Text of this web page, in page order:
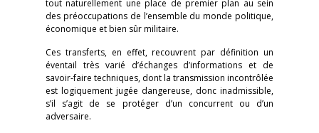
tout naturellement une place de premier plan au sein
des préoccupations de l’ensemble du monde politique,
économique et bien sûr militaire.
Ces transferts, en effet, recouvrent par définition un
éventail très varié d’échanges d’informations et de
savoir-faire techniques, dont la transmission incontrôlée
est logiquement jugée dangereuse, donc inadmissible,
s’il s’agit de se protéger d’un concurrent ou d’un
adversaire.